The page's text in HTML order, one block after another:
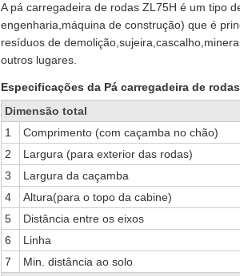
A pá carregadeira de rodas ZL75H é um tipo
engenharia,máquina de construção) que é
resíduos de
outros lugares.
Especificações da Pá carregadeira de
Dimensão total
1
Comprimento (com caçamba no chão)
2
Largura (para exterior das rodas)
3
Largura da caçamba
4
Altura(para o topo da cabine)
5
Distância entre os eixos
6
Linha
7
Min. distância ao solo